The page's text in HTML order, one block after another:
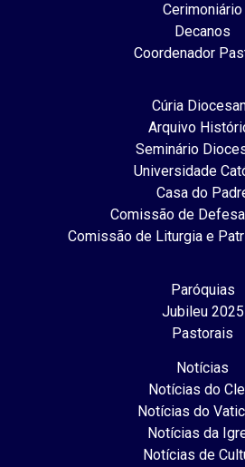
Cerimoniário
Decanos
Coordenador
Cúria
Arquivo
Seminário
Universidade
Casa do
Comissão de
Comissão de Liturgia e
Paróquias
Jubileu 2025
Pastorais
Notícias
Notícias do
Notícias do
Notícias da
Notícias de